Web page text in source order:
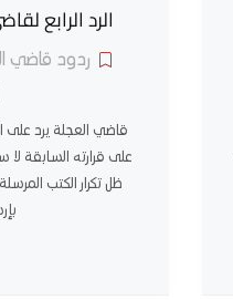
الرد الرابع
ردود قاضي
قاضي العجلة يرد على
على قرارته السابقة
ظل تكرار الكتب